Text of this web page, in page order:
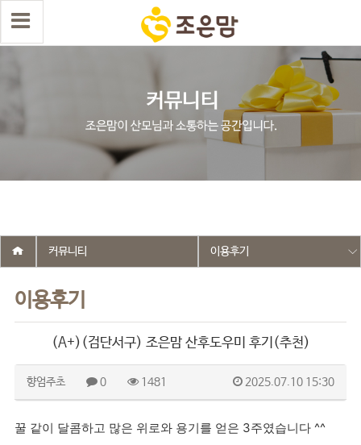
select wr_id, wr_subject from g5_write_m05_04 where wr_is_comment
= 0 and wr_datetime <= '2025-07-10 15:30:22' and wr_id <> '2590'
order by wr_datetime desc limit 1 asdasf
이용후기
커뮤니티 이용후기
(A+)(검단서구) 조은맘 산후도우미 후기(추천)
향엄주초 0 1481 2025.07.10 15:30
꿀 같이 달콤하고 많은 위로와 용기를 얻은 3주였습니다 ^^